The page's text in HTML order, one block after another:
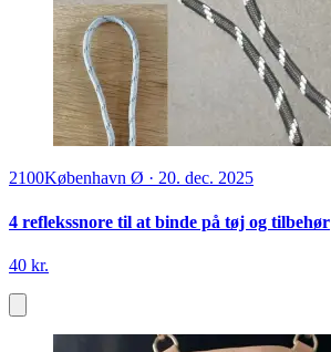
2100København Ø · 20. dec. 2025
4 reflekssnore til at binde på tøj og tilbehør
40 kr.